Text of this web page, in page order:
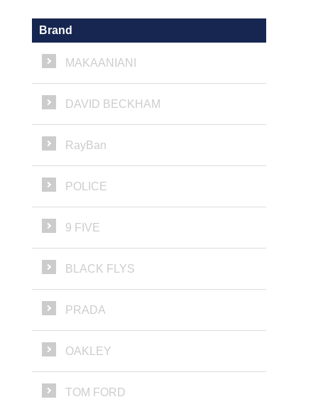
Brand
MAKAANIANI
DAVID BECKHAM
RayBan
POLICE
9 FIVE
BLACK FLYS
PRADA
OAKLEY
TOM FORD